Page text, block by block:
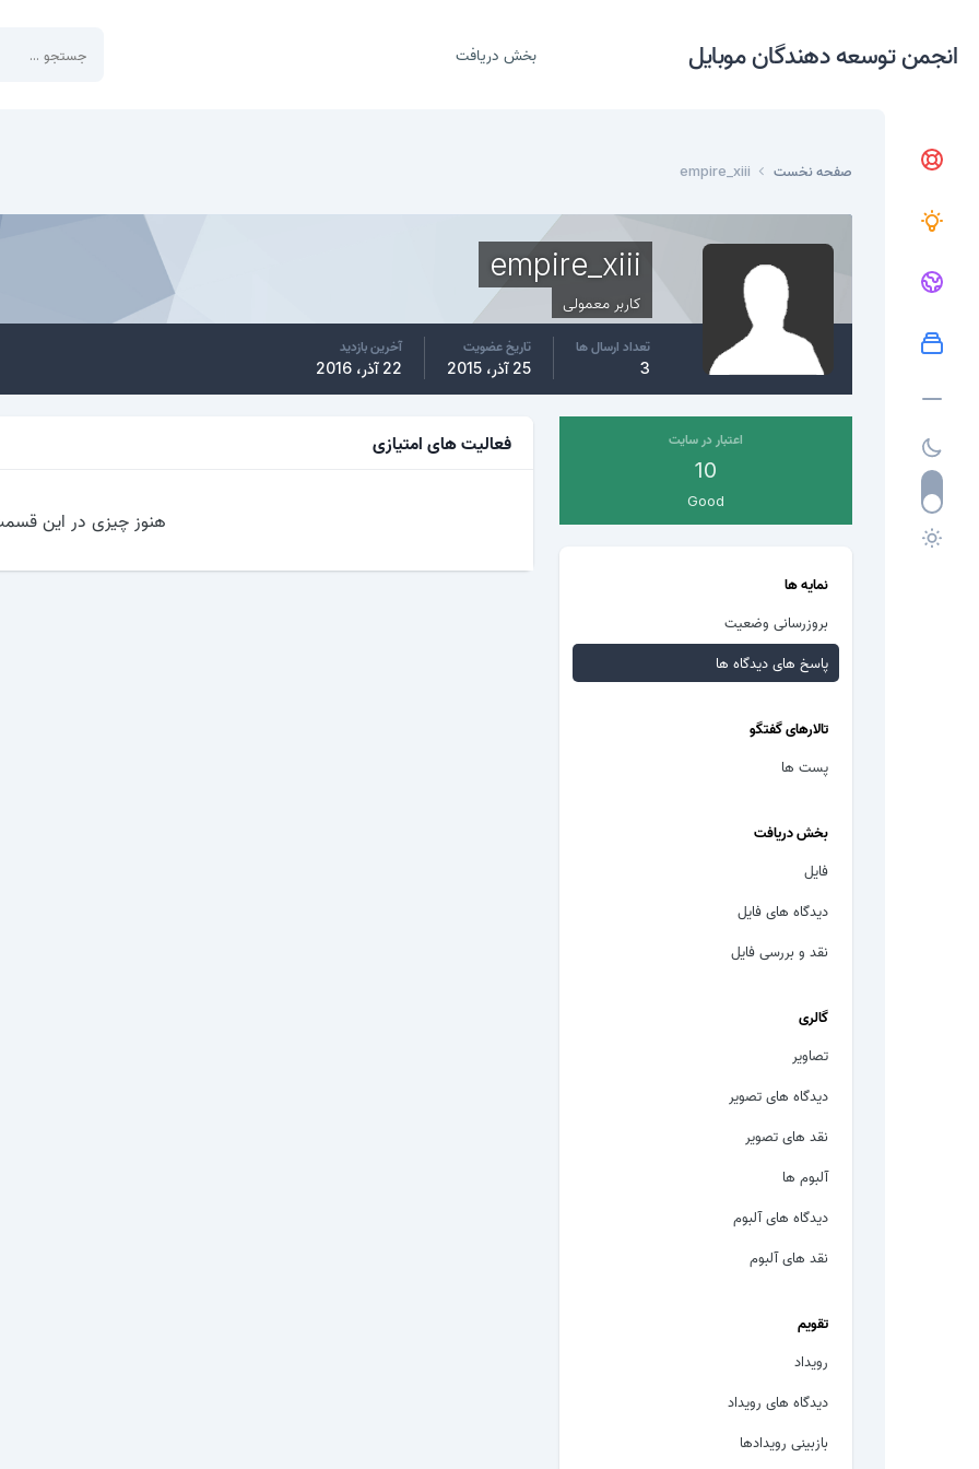
انجمن توسعه دهندگان موبایل بخش دریافت
صفحه نخست empire_xiii
empire_xiii
کاربر معمولی
تعداد ارسال ها
3
تاریخ عضویت
25 آذر، 2015
آخرین بازدید
22 آذر، 2016
اعتبار در سایت
10
Good
نمایه ها
بروزرسانی وضعیت
پاسخ های دیدگاه ها
تالارهای گفتگو
پست ها
بخش دریافت
فایل
دیدگاه های فایل
نقد و بررسی فایل
گالری
تصاویر
دیدگاه های تصویر
نقد های تصویر
آلبوم ها
دیدگاه های آلبوم
نقد های آلبوم
تقویم
رویداد
دیدگاه های رویداد
بازبینی رویدادها
فعالیت های امتیازی
هنوز چیزی در این